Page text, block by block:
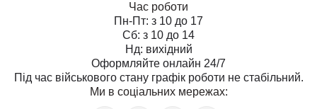
Час роботи
Пн-Пт: з 10 до 17
Сб: з 10 до 14
Нд: вихідний
Оформляйте онлайн 24/7
Під час військового стану графік роботи не стабільний.
Ми в соціальних мережах: